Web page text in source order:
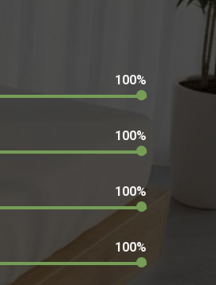
100%
100%
100%
100%